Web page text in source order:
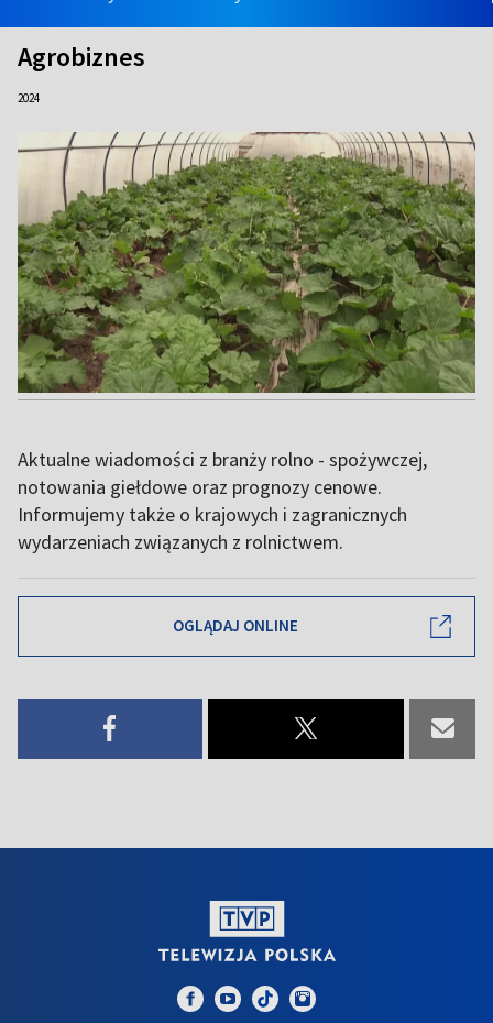
Agrobiznes
2024
Aktualne wiadomości z branży rolno - spożywczej,
notowania giełdowe oraz prognozy cenowe.
Informujemy także o krajowych i zagranicznych
wydarzeniach związanych z rolnictwem.
OGLĄDAJ ONLINE